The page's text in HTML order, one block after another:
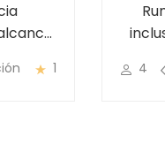
1 4